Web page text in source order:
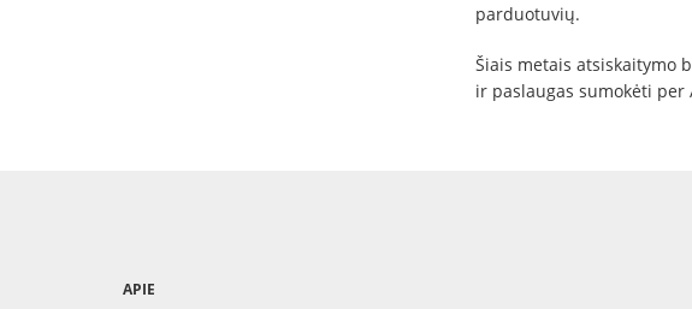
parduotuvių.
Šiais metais atsiskaitymo
ir paslaugas sumokėti per
APIE